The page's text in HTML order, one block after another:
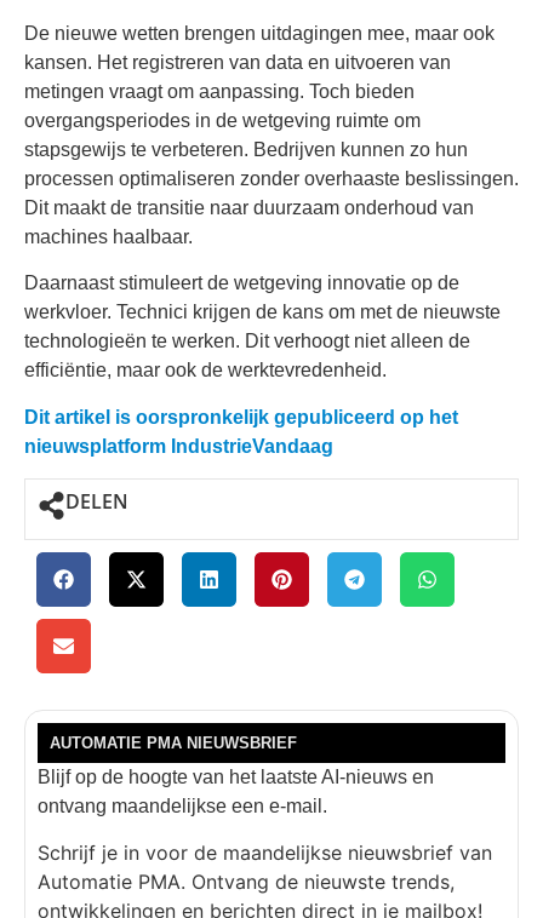
De nieuwe wetten brengen uitdagingen mee, maar ook
kansen. Het registreren van data en uitvoeren van
metingen vraagt om aanpassing. Toch bieden
overgangsperiodes in de wetgeving ruimte om
stapsgewijs te verbeteren. Bedrijven kunnen zo hun
processen optimaliseren zonder overhaaste beslissingen.
Dit maakt de transitie naar duurzaam onderhoud van
machines haalbaar.
Daarnaast stimuleert de wetgeving innovatie op de
werkvloer. Technici krijgen de kans om met de nieuwste
technologieën te werken. Dit verhoogt niet alleen de
efficiëntie, maar ook de werktevredenheid.
Dit artikel is oorspronkelijk gepubliceerd op het
nieuwsplatform IndustrieVandaag
DELEN
AUTOMATIE PMA NIEUWSBRIEF
Blijf op de hoogte van het laatste AI-nieuws en
ontvang maandelijkse een e-mail.
Schrijf je in voor de maandelijkse nieuwsbrief van
Automatie PMA. Ontvang de nieuwste trends,
ontwikkelingen en berichten direct in je mailbox!